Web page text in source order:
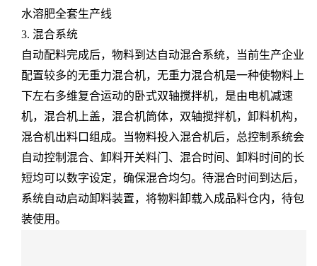
水溶肥全套生产线
3. 混合系统
自动配料完成后，物料到达自动混合系统，当前生产企业
配置较多的无重力混合机，无重力混合机是一种使物料上
下左右多维复合运动的卧式双轴搅拌机，是由电机减速
机，混合机上盖，混合机筒体，双轴搅拌机，卸料机构，
混合机出料口组成。当物料投入混合机后，总控制系统会
自动控制混合、卸料开关料门、混合时间、卸料时间的长
短均可以数字设定，确保混合均匀。待混合时间到达后，
系统自动启动卸料装置，将物料卸载入成品料仓内，待包
装使用。